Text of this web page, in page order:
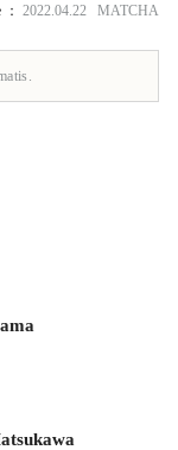
2022.04.22 MATCHA